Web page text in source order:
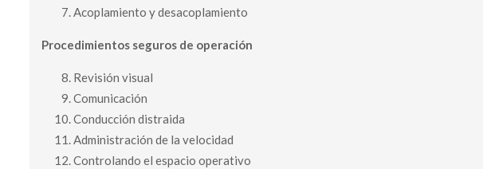
Acoplamiento y desacoplamiento
Procedimientos seguros de operación
Revisión visual
Comunicación
Conducción distraida
Administración de la velocidad
Controlando el espacio operativo